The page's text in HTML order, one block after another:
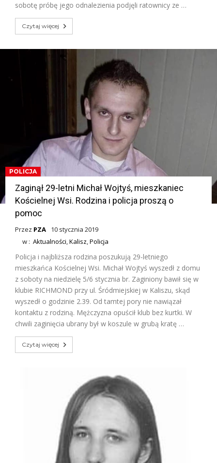
sobotę próbę jego odnalezienia podjęli ratownicy ze …
Czytaj więcej
POLICJA
Zaginął 29-letni Michał Wojtyś, mieszkaniec
Kościelnej Wsi. Rodzina i policja proszą o
pomoc
Przez PZA
10 stycznia 2019
w :Aktualności,Kalisz,Policja
Policja i najbliższa rodzina poszukują 29-letniego
mieszkańca Kościelnej Wsi. Michał Wojtyś wyszedł z domu
z soboty na niedzielę 5/6 stycznia br. Zaginiony bawił się w
klubie RICHMOND przy ul. Śródmiejskiej w Kaliszu, skąd
wyszedł o godzinie 2.39. Od tamtej pory nie nawiązał
kontaktu z rodziną. Mężczyzna opuścił klub bez kurtki. W
chwili zaginięcia ubrany był w koszule w grubą kratę …
Czytaj więcej